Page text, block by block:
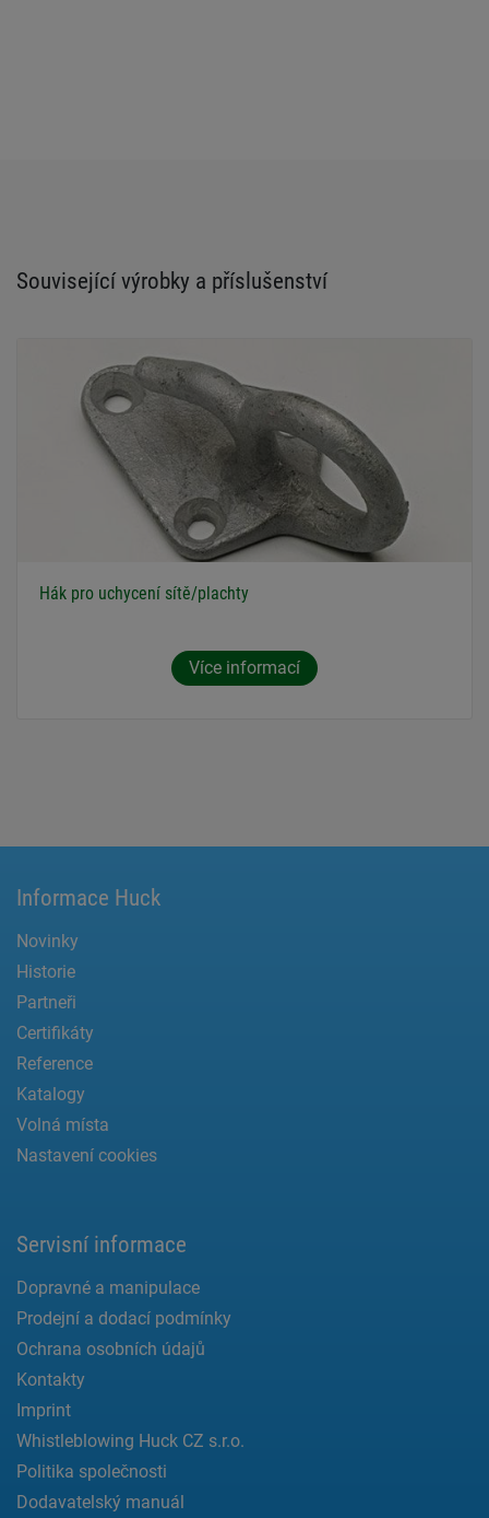
Související výrobky a příslušenství
Hák pro uchycení sítě/plachty
Více informací
Informace Huck
Novinky
Historie
Partneři
Certifikáty
Reference
Katalogy
Volná místa
Nastavení cookies
Servisní informace
Dopravné a manipulace
Prodejní a dodací podmínky
Ochrana osobních údajů
Kontakty
Imprint
Whistleblowing Huck CZ s.r.o.
Politika společnosti
Dodavatelský manuál